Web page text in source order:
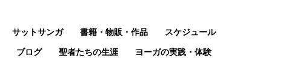
サットサンガ 書籍・物販・作品 スケジュール
ブログ 聖者たちの生涯 ヨーガの実践・体験